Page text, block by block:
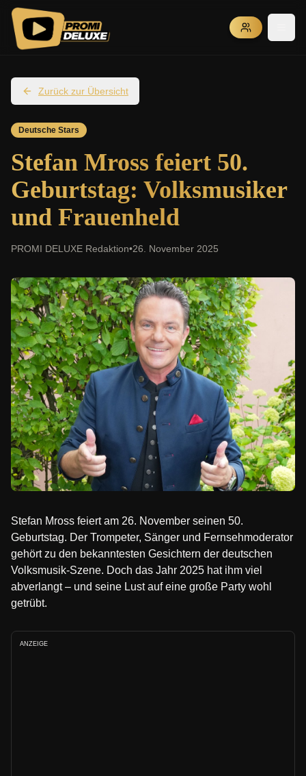
Zurück zur Übersicht
Deutsche Stars
Stefan Mross feiert 50.
Geburtstag: Volksmusiker
und Frauenheld
PROMI DELUXE Redaktion•26. November 2025
Stefan Mross feiert am 26. November seinen 50.
Geburtstag. Der Trompeter, Sänger und Fernsehmoderator
gehört zu den bekanntesten Gesichtern der deutschen
Volksmusik-Szene. Doch das Jahr 2025 hat ihm viel
abverlangt – und seine Lust auf eine große Party wohl
getrübt.
ANZEIGE